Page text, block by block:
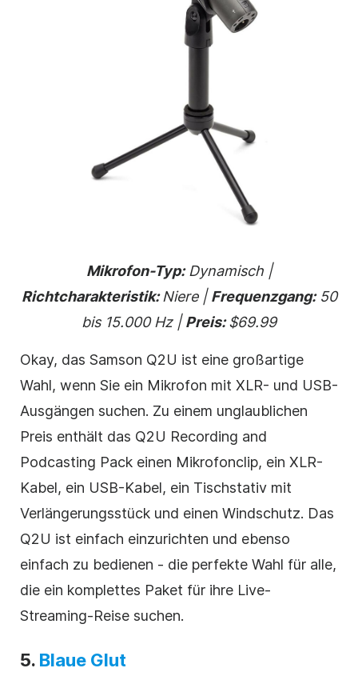
Mikrofon-Typ:Dynamisch |
Richtcharakteristik:Niere |Frequenzgang:50
bis 15.000 Hz |Preis:$69.99
Okay, das Samson Q2U ist eine großartige
Wahl, wenn Sie ein Mikrofon mit XLR- und USB-
Ausgängen suchen. Zu einem unglaublichen
Preis enthält das Q2U Recording and
Podcasting Pack einen Mikrofonclip, ein XLR-
Kabel, ein USB-Kabel, ein Tischstativ mit
Verlängerungsstück und einen Windschutz. Das
Q2U ist einfach einzurichten und ebenso
einfach zu bedienen - die perfekte Wahl für alle,
die ein komplettes Paket für ihre Live-
Streaming-Reise suchen.
5. Blaue Glut